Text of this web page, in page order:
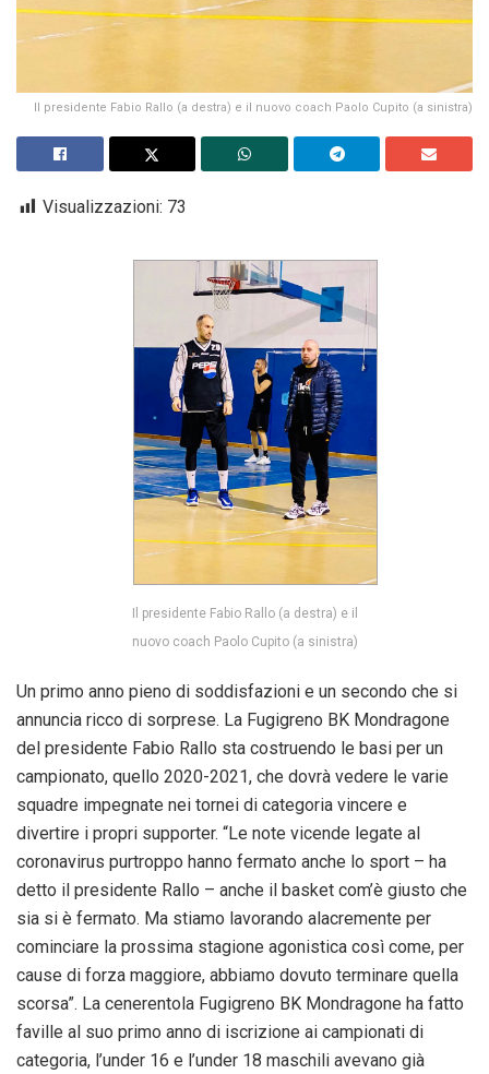
Il presidente Fabio Rallo (a destra) e il nuovo coach Paolo Cupito (a sinistra)
Visualizzazioni: 73
Il presidente Fabio Rallo (a destra) e il
nuovo coach Paolo Cupito (a sinistra)
Un primo anno pieno di soddisfazioni e un secondo che si
annuncia ricco di sorprese. La Fugigreno BK Mondragone
del presidente Fabio Rallo sta costruendo le basi per un
campionato, quello 2020-2021, che dovrà vedere le varie
squadre impegnate nei tornei di categoria vincere e
divertire i propri supporter. “Le note vicende legate al
coronavirus purtroppo hanno fermato anche lo sport – ha
detto il presidente Rallo – anche il basket com’è giusto che
sia si è fermato. Ma stiamo lavorando alacremente per
cominciare la prossima stagione agonistica così come, per
cause di forza maggiore, abbiamo dovuto terminare quella
scorsa”. La cenerentola Fugigreno BK Mondragone ha fatto
faville al suo primo anno di iscrizione ai campionati di
categoria, l’under 16 e l’under 18 maschili avevano già